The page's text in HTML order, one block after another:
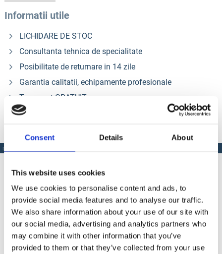
Consent Details About
This website uses cookies
We use cookies to personalise content and ads, to
provide social media features and to analyse our traffic.
We also share information about your use of our site with
our social media, advertising and analytics partners who
may combine it with other information that you’ve
provided to them or that they’ve collected from your use
Informatii utile
LICHIDARE DE STOC
Consultanta tehnica de specialitate
Posibilitate de returnare in 14 zile
Garantia calitatii, echipamente profesionale
Transport GRATUIT
DESCRIERE
Descriere
Include :
1 x COD 153643 - Drum KIT (include 2 pompe de transfer)
1 x COD 138750 - Pistol pulverizare PMC AP2